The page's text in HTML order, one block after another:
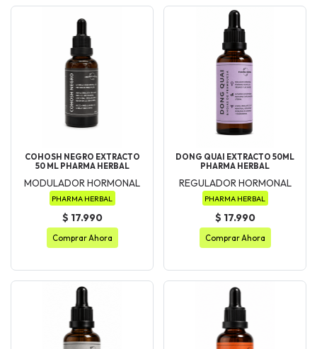
COHOSH NEGRO EXTRACTO
50 ML PHARMA HERBAL
MODULADOR HORMONAL
PHARMA HERBAL
$ 17.990
Comprar Ahora
DONG QUAI EXTRACTO 50ML
PHARMA HERBAL
REGULADOR HORMONAL
PHARMA HERBAL
$ 17.990
Comprar Ahora